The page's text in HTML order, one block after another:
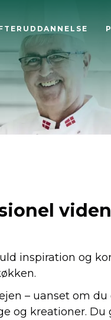
inspiration og
– uanset om du
og kreationer. Du